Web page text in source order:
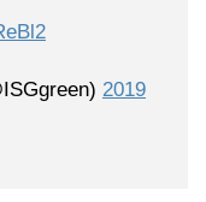
2019